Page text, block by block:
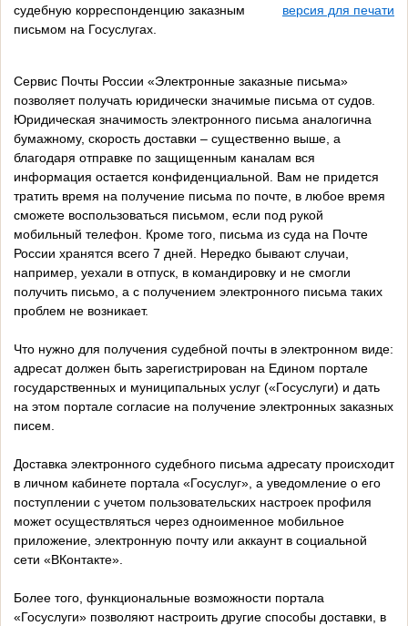
судебную корреспонденцию заказным
письмом на Госуслугах.
версия для печати
Сервис Почты России «Электронные заказные письма»
позволяет получать юридически значимые письма от судов.
Юридическая значимость электронного письма аналогична
бумажному, скорость доставки – существенно выше, а
благодаря отправке по защищенным каналам вся
информация остается конфиденциальной. Вам не придется
тратить время на получение письма по почте, в любое время
сможете воспользоваться письмом, если под рукой
мобильный телефон. Кроме того, письма из суда на Почте
России хранятся всего 7 дней. Нередко бывают случаи,
например, уехали в отпуск, в командировку и не смогли
получить письмо, а с получением электронного письма таких
проблем не возникает.
Что нужно для получения судебной почты в электронном виде:
адресат должен быть зарегистрирован на Едином портале
государственных и муниципальных услуг («Госуслуги) и дать
на этом портале согласие на получение электронных заказных
писем.
Доставка электронного судебного письма адресату происходит
в личном кабинете портала «Госуслуг», а уведомление о его
поступлении с учетом пользовательских настроек профиля
может осуществляться через одноименное мобильное
приложение, электронную почту или аккаунт в социальной
сети «ВКонтакте».
Более того, функциональные возможности портала
«Госуслуги» позволяют настроить другие способы доставки, в